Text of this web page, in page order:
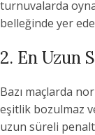
turnuvalarda
belleğinde yer
2. En Uzun
Bazı maçlarda
eşitlik bozulmaz
uzun süreli